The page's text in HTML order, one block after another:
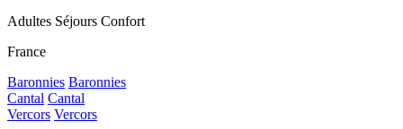
Adultes Séjours Confort
France
Baronnies Baronnies
Cantal Cantal
Vercors Vercors